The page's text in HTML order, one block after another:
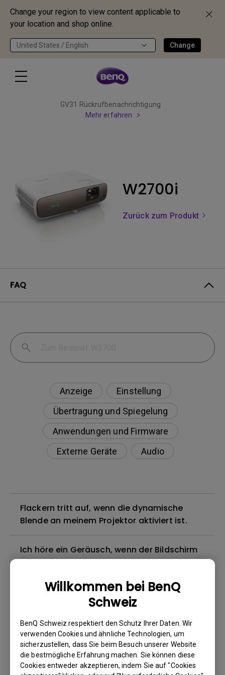
Change your region to view content applicable to
your location and shop online.
United States / English Change
Willkommen bei BenQ
Schweiz
BenQ Schweiz respektiert den Schutz Ihrer Daten. Wir
verwenden Cookies und ähnliche Technologien, um
sicherzustellen, dass Sie beim Besuch unserer Website
die bestmögliche Erfahrung machen. Sie können diese
Cookies entweder akzeptieren, indem Sie auf "Cookies
GV31 Rückrufbenachrichtigung
Mehr erfahren
W2700i
Zurück zum Produkt
FAQ
Anzeige
Einstellung
Übertragung und Spiegelung
Anwendungen und Firmware
Externe Geräte
Audio
Flackern tritt auf, wenn die dynamische
Blende an meinem Projektor aktiviert ist.
Ich höre ein Geräusch, wenn der Bildschirm
von einem weißen zu einem schwarzen
kann ich tun, um das zu beheben?
Wie überprüfe ich die MAC-Adresse meines
Android TV-Dongles?